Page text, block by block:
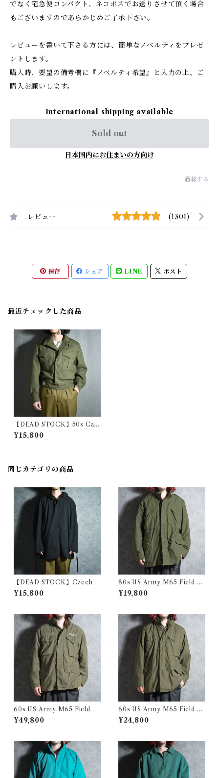
でなく宅急便コンパクト、ネコポスでお送りさせて頂く場合
もございますのであらかじめご了承下さい。
レビューを書いて下さる方には、簡単なノベルティをプレゼ
ントします。
購入時、要望の備考欄に『ノベルティ希望』と入力の上、ご
購入お願いします。
International shipping available
Sold out
日本国内にお住まいの方向け
通報する
レビュー (1301)
保存 シェア LINE ポスト
最近チェックした商品
【DEAD STOCK】50s Can
adian Army Wool Battle Dr
ess Jacket カナダ軍 ウール
¥15,800
同じカテゴリの商品
【DEAD STOCK】Czech A
rmy Cotton Snow Camoufl
age Parka チェコ軍 コットン
¥15,800
80s US Army M65 Field Ja
cket 3rd model アメリカ軍
M65 フィールド ジャケット 1
¥19,800
60s US Army M65 Field Ja
cket 1st model アメリカ軍 M
65 フィールド ジャケット
¥49,800
60s US Army M65 Field Ja
cket 2nd model アメリカ軍
M65 フィールド ジャケット 1
¥24,800